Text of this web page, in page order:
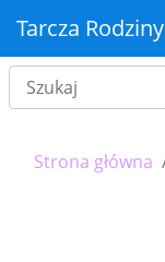
Tarcza Rodziny
Strona główna